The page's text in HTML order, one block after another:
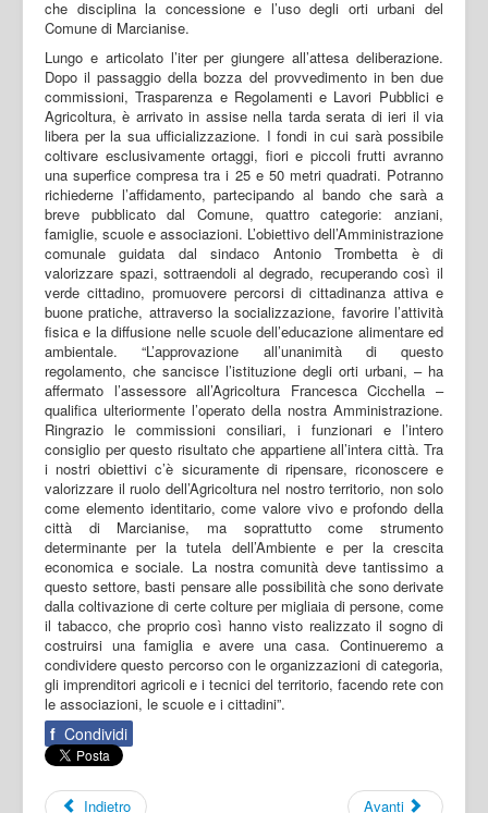
che disciplina la concessione e l’uso degli orti urbani del
Comune di Marcianise.
Lungo e articolato l’iter per giungere all’attesa deliberazione.
Dopo il passaggio della bozza del provvedimento in ben due
commissioni, Trasparenza e Regolamenti e Lavori Pubblici e
Agricoltura, è arrivato in assise nella tarda serata di ieri il via
libera per la sua ufficializzazione. I fondi in cui sarà possibile
coltivare esclusivamente ortaggi, fiori e piccoli frutti avranno
una superfice compresa tra i 25 e 50 metri quadrati. Potranno
richiederne l’affidamento, partecipando al bando che sarà a
breve pubblicato dal Comune, quattro categorie: anziani,
famiglie, scuole e associazioni. L’obiettivo dell’Amministrazione
comunale guidata dal sindaco Antonio Trombetta è di
valorizzare spazi, sottraendoli al degrado, recuperando così il
verde cittadino, promuovere percorsi di cittadinanza attiva e
buone pratiche, attraverso la socializzazione, favorire l’attività
fisica e la diffusione nelle scuole dell’educazione alimentare ed
ambientale. “L’approvazione all’unanimità di questo
regolamento, che sancisce l’istituzione degli orti urbani, – ha
affermato l’assessore all’Agricoltura Francesca Cicchella –
qualifica ulteriormente l’operato della nostra Amministrazione.
Ringrazio le commissioni consiliari, i funzionari e l’intero
consiglio per questo risultato che appartiene all’intera città. Tra
i nostri obiettivi c’è sicuramente di ripensare, riconoscere e
valorizzare il ruolo dell’Agricoltura nel nostro territorio, non solo
come elemento identitario, come valore vivo e profondo della
città di Marcianise, ma soprattutto come strumento
determinante per la tutela dell’Ambiente e per la crescita
economica e sociale. La nostra comunità deve tantissimo a
questo settore, basti pensare alle possibilità che sono derivate
dalla coltivazione di certe colture per migliaia di persone, come
il tabacco, che proprio così hanno visto realizzato il sogno di
costruirsi una famiglia e avere una casa. Continueremo a
condividere questo percorso con le organizzazioni di categoria,
gli imprenditori agricoli e i tecnici del territorio, facendo rete con
le associazioni, le scuole e i cittadini”.
f Condividi
Indietro Avanti